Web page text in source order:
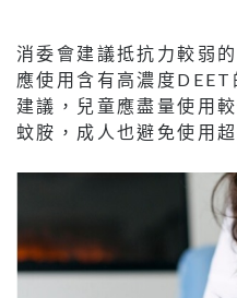
消委會建議抵抗力較弱
應使用含有高濃度
建議，兒童應盡量使用
蚊胺，成人也避免使用